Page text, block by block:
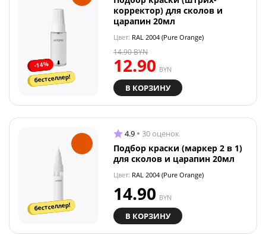
-14%
бестселлер!
корректор) для сколов и
царапин 20мл
Цвет: RAL 2004 (Pure Orange)
12.90 BYN
14.90BYN
В КОРЗИНУ
бестселлер!
4.9 30 оценок
Подбор краски (маркер 2 в 1)
для сколов и царапин 20мл
Цвет: RAL 2004 (Pure Orange)
14.90 BYN
В КОРЗИНУ